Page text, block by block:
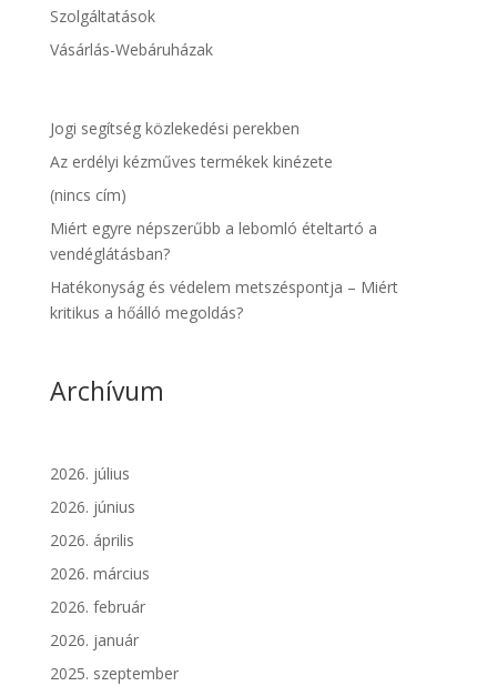
Szolgáltatások
Vásárlás-Webáruházak
Jogi segítség közlekedési perekben
Az erdélyi kézműves termékek kinézete
(nincs cím)
Miért egyre népszerűbb a lebomló ételtartó a
vendéglátásban?
Hatékonyság és védelem metszéspontja – Miért
kritikus a hőálló megoldás?
Archívum
2026. július
2026. június
2026. április
2026. március
2026. február
2026. január
2025. szeptember